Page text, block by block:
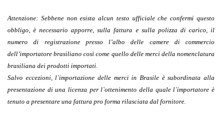
Attenzione: Sebbene non esista alcun testo ufficiale che confermi questo
obbligo, è necessario apporre, sulla fattura e sulla polizza di carico, il
numero di registrazione presso l’albo delle camere di commercio
dell’importatore brasiliano così come quello delle merci della nomenclatura
brasiliana dei prodotti importati.
Salvo eccezioni, l`importazione delle merci in Brasile è subordinata alla
presentazione di una licenza per l`ottenimento della quale l`importatore è
tenuto a presentare una fattura pro forma rilasciata dal fornitore.